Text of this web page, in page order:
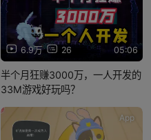
6.9万 26 05:06
半个月狂赚3000万，一人开发的
33M游戏好玩吗？
App